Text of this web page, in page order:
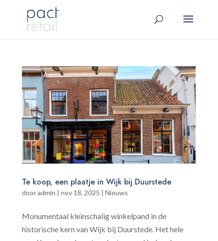
Te koop, een plaatje in Wijk bij Duurstede
dooradmin | nov 18, 2025 | Nieuws
Monumentaal kleinschalig winkelpand in de
historische kern van Wijk bij Duurstede. Het hele